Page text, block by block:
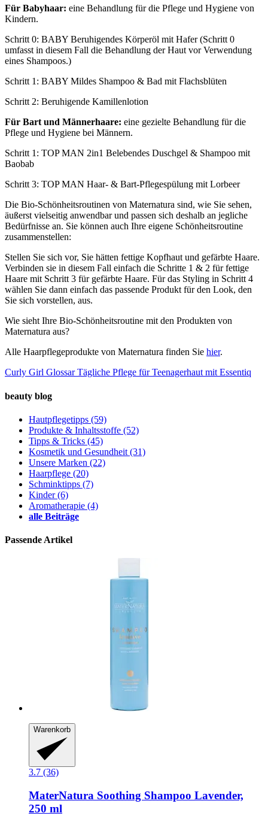
Für Babyhaar: eine Behandlung für die Pflege und Hygiene von
Kindern.
Schritt 0: BABY Beruhigendes Körperöl mit Hafer (Schritt 0
umfasst in diesem Fall die Behandlung der Haut vor Verwendung
eines Shampoos.)
Schritt 1: BABY Mildes Shampoo & Bad mit Flachsblüten
Schritt 2: Beruhigende Kamillenlotion
Für Bart und Männerhaare: eine gezielte Behandlung für die
Pflege und Hygiene bei Männern.
Schritt 1: TOP MAN 2in1 Belebendes Duschgel & Shampoo mit
Baobab
Schritt 3: TOP MAN Haar-​ & Bart-​Pflegespülung mit Lorbeer
Die Bio-Schönheitsroutinen von Maternatura sind, wie Sie sehen,
äußerst vielseitig anwendbar und passen sich deshalb an jegliche
Bedürfnisse an. Sie können auch Ihre eigene Schönheitsroutine
zusammenstellen:
Stellen Sie sich vor, Sie hätten fettige Kopfhaut und gefärbte Haare.
Verbinden sie in diesem Fall einfach die Schritte 1 & 2 für fettige
Haare mit Schritt 3 für gefärbte Haare. Für das Styling in Schritt 4
wählen Sie dann einfach das passende Produkt für den Look, den
Sie sich vorstellen, aus.
Wie sieht Ihre Bio-Schönheitsroutine mit den Produkten von
Maternatura aus?
Alle Haarpflegeprodukte von Maternatura finden Sie hier.
Curly Girl Glossar Tägliche Pflege für Teenagerhaut mit Essentiq
beauty blog
Hautpflegetipps (59)
Produkte & Inhaltsstoffe (52)
Tipps & Tricks (45)
Kosmetik und Gesundheit (31)
Unsere Marken (22)
Haarpflege (20)
Schminktipps (7)
Kinder(6)
Aromatherapie (4)
alle Beiträge
Passende Artikel
Warenkorb
3.7 (36)
MaterNatura Soothing Shampoo Lavender,
250 ml